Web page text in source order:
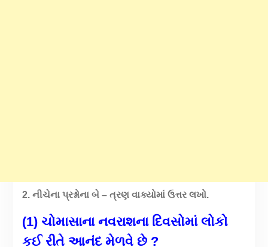
2. નીચેના પ્રશ્નોના બે – ત્રણ વાક્યોમાં ઉત્તર લખો.
(1) ચોમાસાના નવરાશના દિવસોમાં લોકો
કઈ રીતે આનંદ મેળવે છે ?